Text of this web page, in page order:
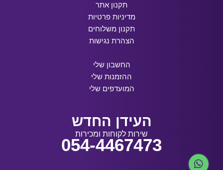
תקנון אתר
מדיניות פרטיות
תקנון משלוחים
הצהרת נגישות
החשבון שלי
ההזמנות שלי
המועדפים שלי
העידן החדש
שירות לקוחות ומכירות
054-4467473